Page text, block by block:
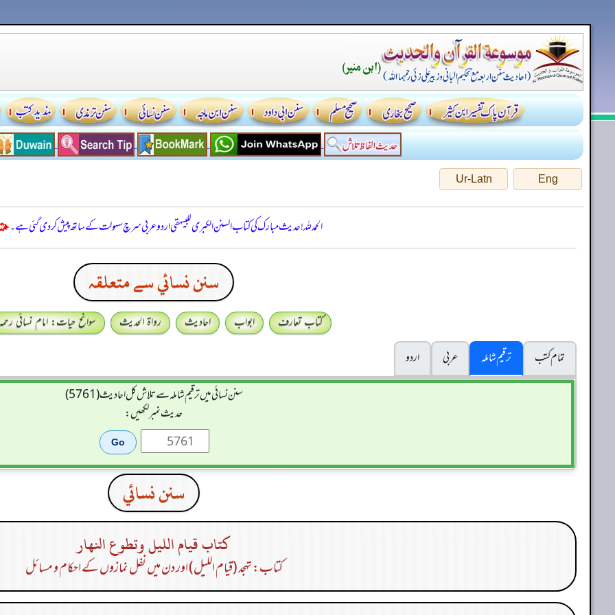
Eng
Ur-Latn
الحمدللہ! حدیث مبارک کی کتاب السنن الكبرى للبيهقي اردو عربی سرچ سہولت کے ساتھ پیش کر دی گئی ہے۔
سنن نسائي سے متعلقہ
کتاب تعارف ابواب احادیث رواۃ الحدیث
سوانح حیات: امام نسائی
تمام کتب
ترقیم شاملہ عربی
اردو
سنن نسائی میں ترقیم شاملہ سے تلاش کل احادیث (5761)
حدیث نمبر لکھیں:
سنن نسائي
كتاب قيام الليل وتطوع النهار
کتاب: تہجد (قیام اللیل) اور دن میں نفل نمازوں کے احکام و مسائل